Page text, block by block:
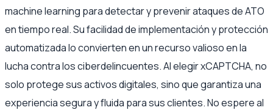
machine learning para detectar y prevenir ataques de ATO
en tiempo real. Su facilidad de implementación y protección
automatizada lo convierten en un recurso valioso en la
lucha contra los ciberdelincuentes. Al elegir xCAPTCHA, no
solo protege sus activos digitales, sino que garantiza una
experiencia segura y fluida para sus clientes. No espere al